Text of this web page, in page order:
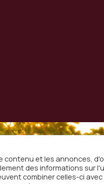
à
contenu et les annonces,
des informations sur
combiner celles-ci